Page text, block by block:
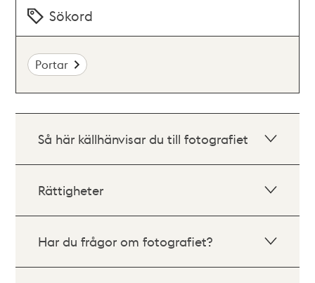
Sökord
Portar
Så här källhänvisar du till fotografiet
Rättigheter
Har du frågor om fotografiet?